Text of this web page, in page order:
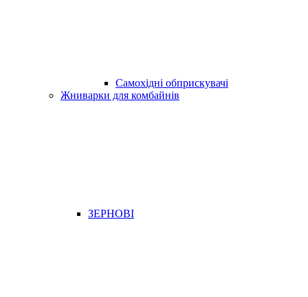
Самохідні обприскувачі
Жниварки для комбайнів
ЗЕРНОВІ